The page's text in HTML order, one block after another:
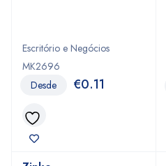
Escritório e Negócios
MK2696
Desde €0.11